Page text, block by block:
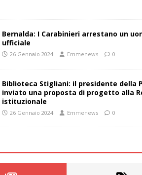
Bernalda: I Carabinieri arrestano un
ufficiale
26 Gennaio 2024 Emmenews 0
Biblioteca Stigliani: il presidente della
inviato una proposta di progetto alla
istituzionale
26 Gennaio 2024 Emmenews 0